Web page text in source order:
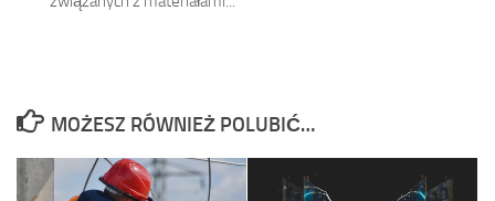
MOŻESZ RÓWNIEŻ POLUBIĆ…